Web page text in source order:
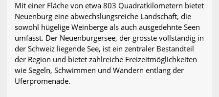
Mit einer Fläche von etwa 803 Quadratkilometern bietet
Neuenburg eine abwechslungsreiche Landschaft, die
sowohl hügelige Weinberge als auch ausgedehnte Seen
umfasst. Der Neuenburgersee, der grösste vollständig in
der Schweiz liegende See, ist ein zentraler Bestandteil
der Region und bietet zahlreiche Freizeitmöglichkeiten
wie Segeln, Schwimmen und Wandern entlang der
Uferpromenade.